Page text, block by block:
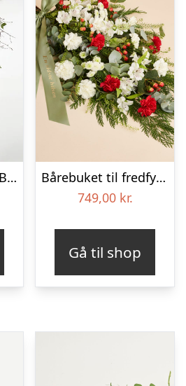
Kistepynt, natur – Blomster til begravelse
Bårebuket til fredfyldt kærlighed med bånd
749,00 kr.
Gå til shop